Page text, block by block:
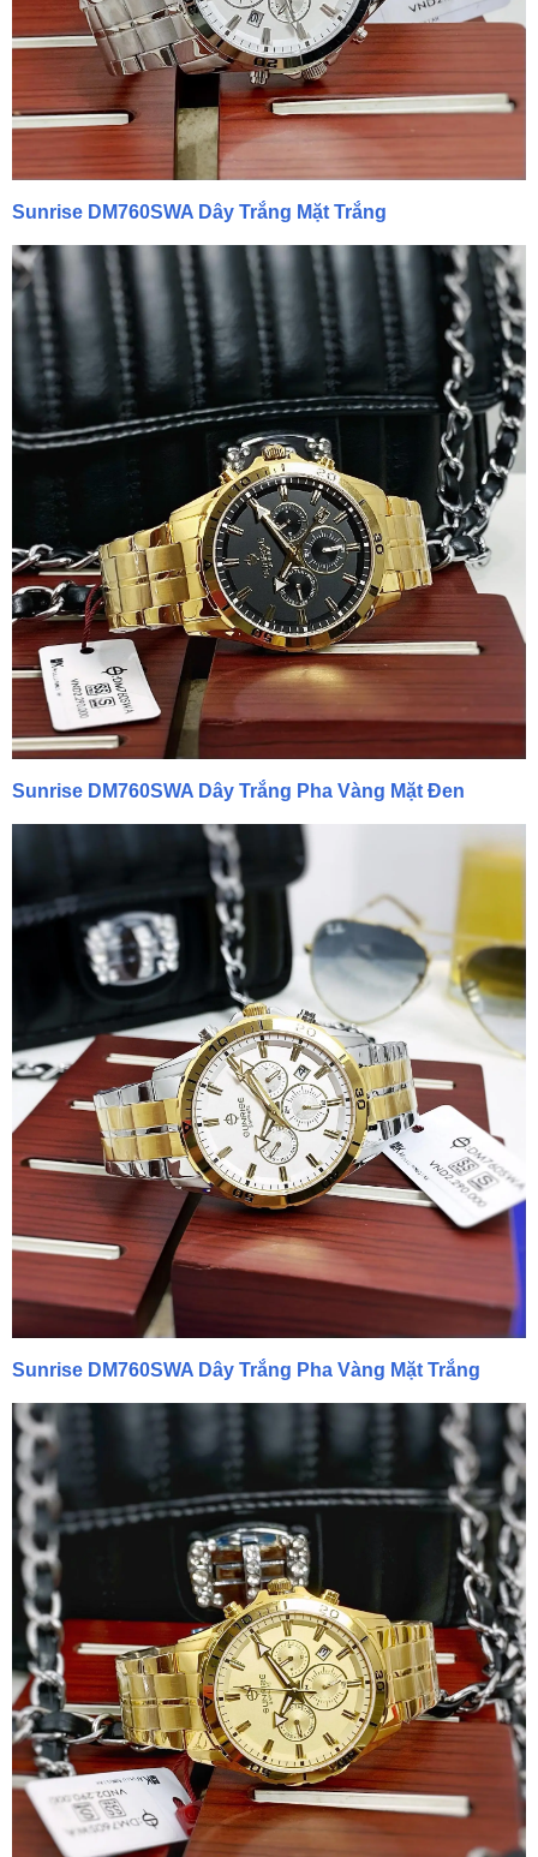
Sunrise DM760SWA Dây Trắng Mặt Trắng
Sunrise DM760SWA Dây Trắng Pha Vàng Mặt Đen
Sunrise DM760SWA Dây Trắng Pha Vàng Mặt Trắng